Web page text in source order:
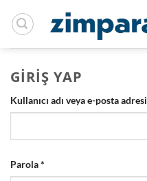
atla
GIRIŞ YAP
Kullanıcı adı veya e-posta adresi
Parola*